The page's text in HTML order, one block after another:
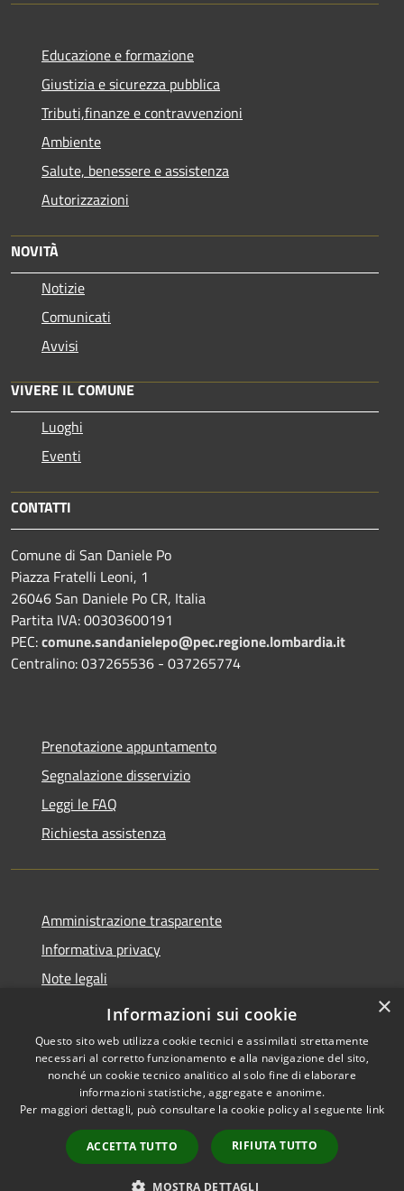
Educazione e formazione
Giustizia e sicurezza pubblica
Tributi,finanze e contravvenzioni
Ambiente
Salute, benessere e assistenza
Autorizzazioni
NOVITÀ
Notizie
Comunicati
Avvisi
VIVERE IL COMUNE
Luoghi
Eventi
CONTATTI
Comune di San Daniele Po
Piazza Fratelli Leoni, 1
26046 San Daniele Po CR, Italia
Partita IVA: 00303600191
PEC:comune.sandanielepo@pec.regione.lombardia.it
Centralino: 037265536 - 037265774
Prenotazione appuntamento
Segnalazione disservizio
Leggi le FAQ
Richiesta assistenza
Amministrazione trasparente
Informativa privacy
Note legali
Dichiarazione di accessibilità
Accessibilità
Copyright © 2026 • Comune di
San Daniele Po • Powered by
Municipium•
Accesso
redazione
×
Informazioni sui cookie
Questo sito web utilizza cookie tecnici e assimilati strettamente
necessari al corretto funzionamento e alla navigazione del sito,
nonché un cookie tecnico analitico al solo fine di elaborare
informazioni statistiche, aggregate e anonime.
Per maggiori dettagli, può consultare la cookie policy al seguente link
ACCETTA TUTTO RIFIUTA TUTTO
MOSTRA DETTAGLI